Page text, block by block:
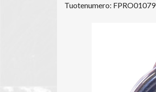
Tuotenumero: FPRO01079